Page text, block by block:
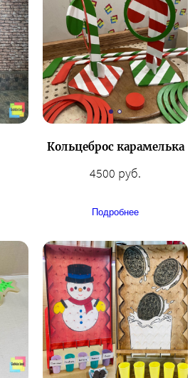
Кольцеброс карамелька
4500 руб.
Подробнее